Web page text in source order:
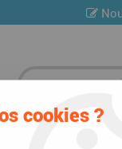
cookies ?